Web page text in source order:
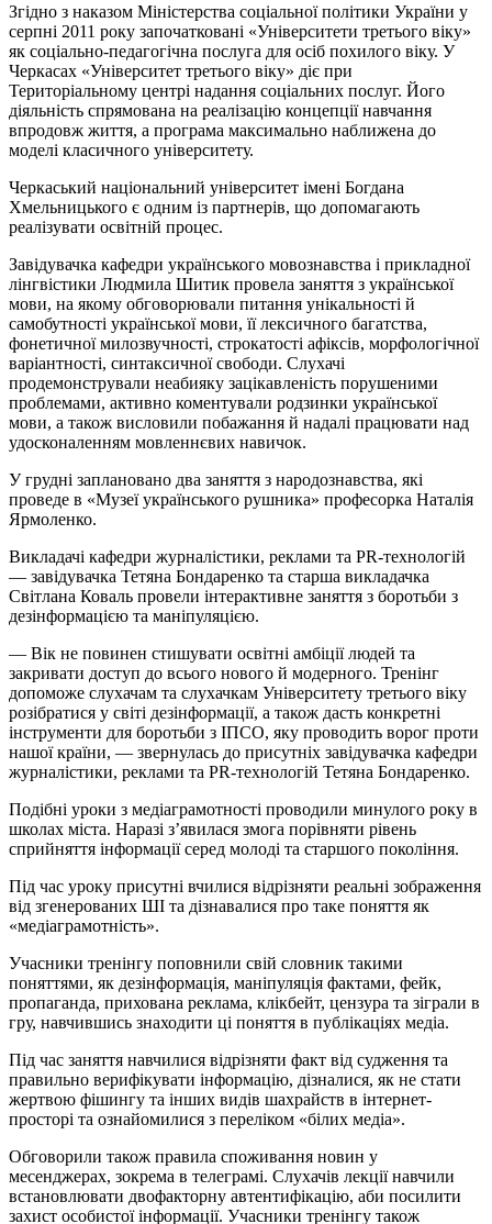
Згідно з наказом Міністерства соціальної політики України у
серпні 2011 року започатковані «Університети третього віку»
як соціально-педагогічна послуга для осіб похилого віку. У
Черкасах «Університет третього віку» діє при
Територіальному центрі надання соціальних послуг. Його
діяльність спрямована на реалізацію концепції навчання
впродовж життя, а програма максимально наближена до
моделі класичного університету.
Черкаський національний університет імені Богдана
Хмельницького є одним із партнерів, що допомагають
реалізувати освітній процес.
Завідувачка кафедри українського мовознавства і прикладної
лінгвістики Людмила Шитик провела заняття з української
мови, на якому обговорювали питання унікальності й
самобутності української мови, її лексичного багатства,
фонетичної милозвучності, строкатості афіксів, морфологічної
варіантності, синтаксичної свободи. Слухачі
продемонстрували неабияку зацікавленість порушеними
проблемами, активно коментували родзинки української
мови, а також висловили побажання й надалі працювати над
удосконаленням мовленнєвих навичок.
У грудні заплановано два заняття з народознавства, які
проведе в «Музеї українського рушника» професорка Наталія
Ярмоленко.
Викладачі кафедри журналістики, реклами та PR-технологій
— завідувачка Тетяна Бондаренко та старша викладачка
Світлана Коваль провели інтерактивне заняття з боротьби з
дезінформацією та маніпуляцією.
— Вік не повинен стишувати освітні амбіції людей та
закривати доступ до всього нового й модерного. Тренінг
допоможе слухачам та слухачкам Університету третього віку
розібратися у світі дезінформації, а також дасть конкретні
інструменти для боротьби з ІПСО, яку проводить ворог проти
нашої країни, — звернулась до присутніх завідувачка кафедри
журналістики, реклами та PR-технологій Тетяна Бондаренко.
Подібні уроки з медіаграмотності проводили минулого року в
школах міста. Наразі з’явилася змога порівняти рівень
сприйняття інформації серед молоді та старшого покоління.
Під час уроку присутні вчилися відрізняти реальні зображення
від згенерованих ШІ та дізнавалися про таке поняття як
«медіаграмотність».
Учасники тренінгу поповнили свій словник такими
поняттями, як дезінформація, маніпуляція фактами, фейк,
пропаганда, прихована реклама, клікбейт, цензура та зіграли в
гру, навчившись знаходити ці поняття в публікаціях медіа.
Під час заняття навчилися відрізняти факт від судження та
правильно верифікувати інформацію, дізналися, як не стати
жертвою фішингу та інших видів шахрайств в інтернет-
просторі та ознайомилися з переліком «білих медіа».
Обговорили також правила споживання новин у
месенджерах, зокрема в телеграмі. Слухачів лекції навчили
встановлювати двофакторну автентифікацію, аби посилити
захист особистої інформації. Учасники тренінгу також